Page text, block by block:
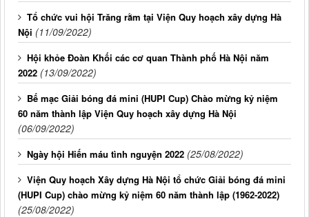
Tổ chức vui hội Trăng rằm tại Viện Quy hoạch xây dựng Hà
Nội (11/09/2022)
Hội khỏe Đoàn Khối các cơ quan Thành phố Hà Nội năm
2022 (13/09/2022)
Bế mạc Giải bóng đá mini (HUPI Cup) Chào mừng kỷ niệm
60 năm thành lập Viện Quy hoạch xây dựng Hà Nội
(06/09/2022)
Ngày hội Hiến máu tình nguyện 2022 (25/08/2022)
Viện Quy hoạch Xây dựng Hà Nội tổ chức Giải bóng đá mini
(HUPI Cup) chào mừng kỷ niệm 60 năm thành lập (1962-2022)
(25/08/2022)